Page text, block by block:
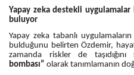
Yapay zeka destekli
buluyor
Yapay zeka tabanlı
bulduğunu belirten Özdemir,
zamanda riskler de taşıdığını
bombası” olarak tanımlamanın